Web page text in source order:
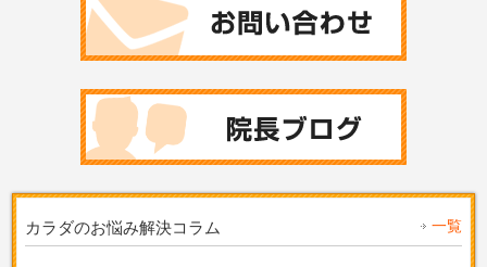
カラダのお悩み解決コラム 一覧